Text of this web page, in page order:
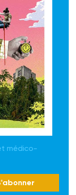
médico-